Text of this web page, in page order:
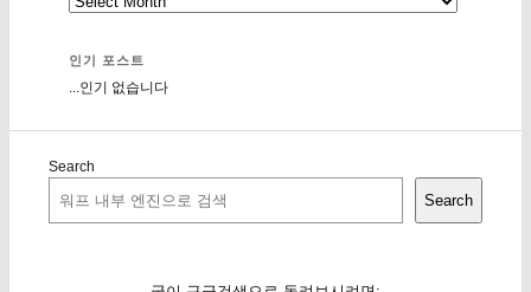
인기 포스트
...인기 없습니다
Search
Search